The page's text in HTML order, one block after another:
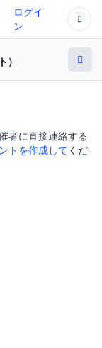
ログイ
ン
）
者に直接連絡する
トを作成して くだ